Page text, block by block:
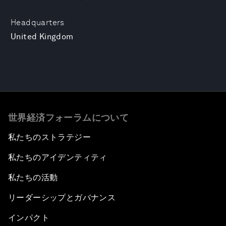
Headquarters
United Kingdom
世界経済フォーラムについて
私たちのストラテジー
私たちのアイデンティティ
私たちの活動
リーダーシップとガバナンス
インパクト